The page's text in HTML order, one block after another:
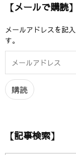
【メールで購読】
メールアドレスを記
す。
ル
ア
ド
購読
【記事検索】